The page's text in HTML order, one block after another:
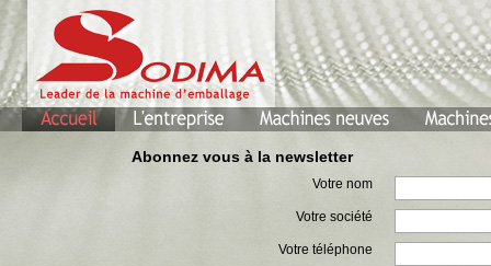
Abonnez vous à la newsletter
Votre nom
Votre société
Votre téléphone